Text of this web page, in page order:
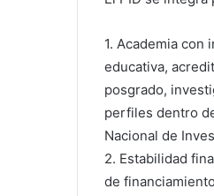
1. Academia
educativa,
posgrado,
perfiles dentro
Nacional de
2. Estabilidad
de